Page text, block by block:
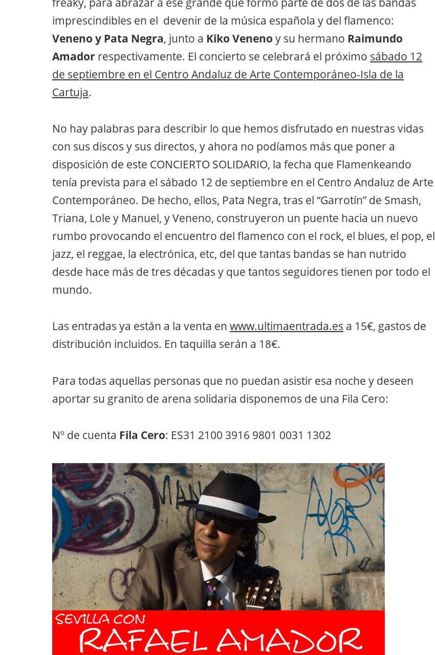
imprescindibles en el devenir de la música española y del flamenco:
Veneno y Pata Negra, junto a Kiko Veneno y su hermano Raimundo
Amador respectivamente. El concierto se celebrará el próximo sábado 12
de septiembre en el Centro Andaluz de Arte Contemporáneo-Isla de la
Cartuja.
No hay palabras para describir lo que hemos disfrutado en nuestras vidas
con sus discos y sus directos, y ahora no podíamos más que poner a
disposición de este CONCIERTO SOLIDARIO, la fecha que Flamenkeando
tenía prevista para el sábado 12 de septiembre en el Centro Andaluz de Arte
Contemporáneo. De hecho, ellos, Pata Negra, tras el “Garrotín” de Smash,
Triana, Lole y Manuel, y Veneno, construyeron un puente hacia un nuevo
rumbo provocando el encuentro del flamenco con el rock, el blues, el pop, el
jazz, el reggae, la electrónica, etc, del que tantas bandas se han nutrido
desde hace más de tres décadas y que tantos seguidores tienen por todo el
mundo.
Las entradas ya están a la venta en www.ultimaentrada.es a 15€, gastos de
distribución incluidos. En taquilla serán a 18€.
Para todas aquellas personas que no puedan asistir esa noche y deseen
aportar su granito de arena solidaria disponemos de una Fila Cero:
Nº de cuenta Fila Cero: ES31 2100 3916 9801 0031 1302